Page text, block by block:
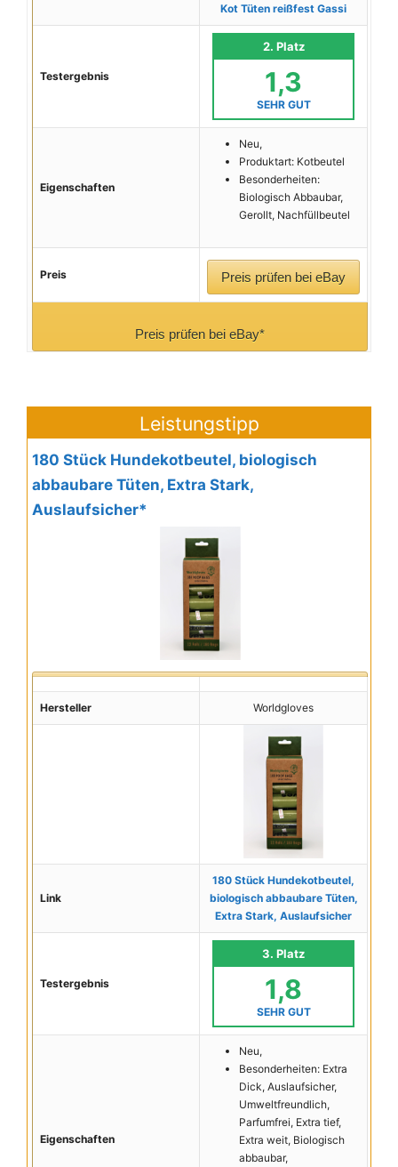
Kot Tüten reißfest Gassi
Testergebnis
2. Platz
1,3
SEHR GUT
Eigenschaften
Neu,
Produktart: Kotbeutel
Besonderheiten:
Biologisch Abbaubar,
Gerollt, Nachfüllbeutel
Preis Preis prüfen bei eBay
Preis prüfen bei eBay*
Leistungstipp
180 Stück Hundekotbeutel, biologisch
abbaubare Tüten, Extra Stark,
Auslaufsicher*
Hersteller Worldgloves
Link
180 Stück Hundekotbeutel,
biologisch abbaubare Tüten,
Extra Stark, Auslaufsicher
Testergebnis
3. Platz
1,8
SEHR GUT
Eigenschaften
Neu,
Besonderheiten: Extra
Dick, Auslaufsicher,
Umweltfreundlich,
Parfumfrei, Extra tief,
Extra weit, Biologisch
abbaubar,